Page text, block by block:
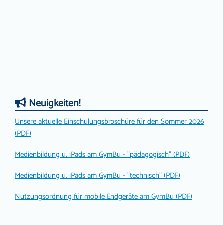
Neuigkeiten!
Unsere aktuelle Einschulungsbroschüre für den Sommer 2026
(PDF)
Medienbildung u. iPads am GymBu - "pädagogisch" (PDF)
Medienbildung u. iPads am GymBu - "technisch" (PDF)
Nutzungsordnung für mobile Endgeräte am GymBu (PDF)